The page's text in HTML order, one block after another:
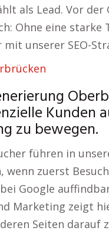
als Lead. Vor
Ohne eine starke
mit unserer SEO-
Kunden
zu bewegen.
führen in
wenn zuerst
Google
Marketing zeigt
Seiten darauf